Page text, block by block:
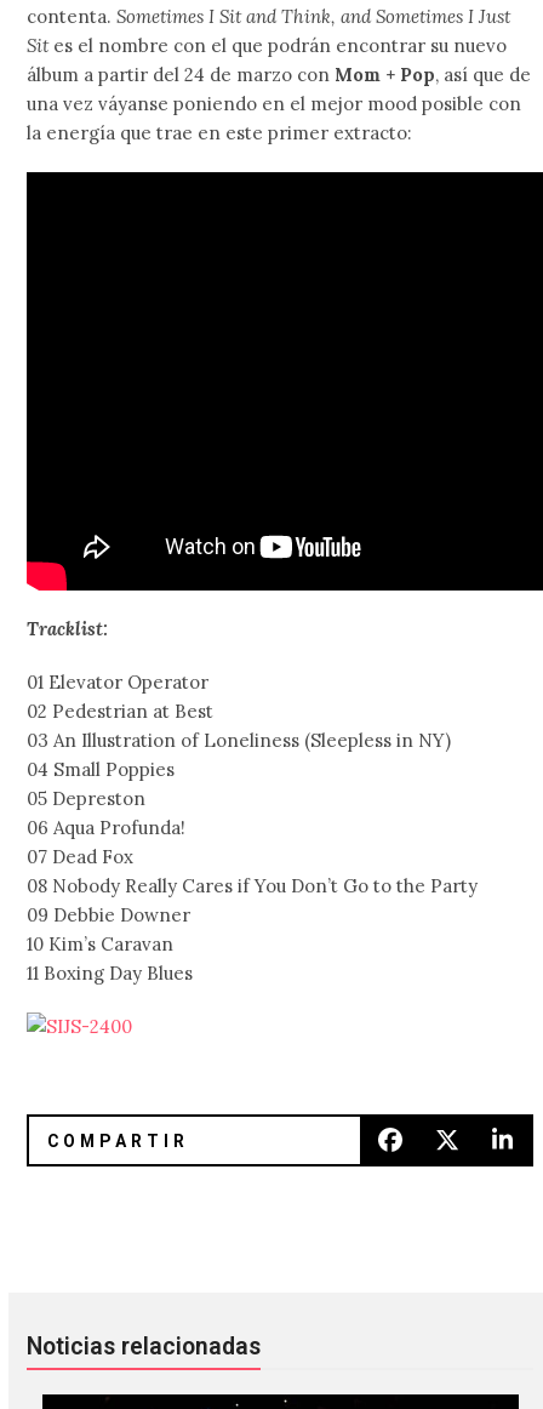
contenta.Sometimes I Sit and Think, and Sometimes I Just
Sites el nombre con el que podrán encontrar su nuevo
álbum a partir del 24 de marzo con Mom + Pop, así que de
una vez váyanse poniendo en el mejor mood posible con
la energía que trae en este primer extracto:
Tracklist:
01 Elevator Operator
02 Pedestrian at Best
03 An Illustration of Loneliness (Sleepless in NY)
04 Small Poppies
05 Depreston
06 Aqua Profunda!
07 Dead Fox
08 Nobody Really Cares if You Don’t Go to the Party
09 Debbie Downer
10 Kim’s Caravan
11 Boxing Day Blues
Noticias relacionadas